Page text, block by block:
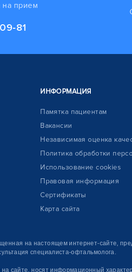
на прием
81
ИНФОРМАЦИЯ
Памятка пациентам
Вакансии
Независимая оценка
Политика обработки
Использование cookies
Правовая информация
Сертификаты
Карта сайта
на настоящем интернет-сайте,
специалиста-офтальмолога.
сайте, носят информационный